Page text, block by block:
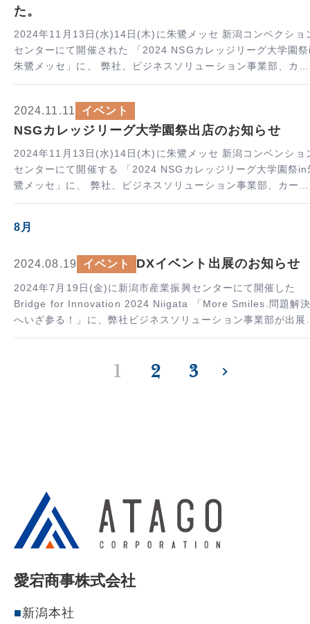
た。
2024年11月13日(水)14日(木)に朱鷺メッセ 新潟コンベクショ
センターにて開催された 「2024 NSGカレッジリーグ大学園
朱鷺メッセ」に、 弊社、ビジネスソリューション事業部、カー
ボンニュートラル推進事業部が出店いたしました。 今回の…
2024.11.11 イベント
NSGカレッジリーグ大学園祭出店のお知らせ
2024年11月13日(水)14日(木)に朱鷺メッセ 新潟コンベンショ
センターにて開催する 「2024 NSGカレッジリーグ大学園祭in
鷺メッセ」に、 弊社、ビジネスソリューション事業部、カーボ
ンニュートラル事業部が出店いたします。 「ビジネスソリ…
8月
2024.08.19 イベント DXイベント出展のお知らせ
2024年7月19日(金)に新潟市産業振興センターにて開催した
Bridge for Innovation 2024 Niigata 「More Smiles.問題解決
へいざ参る！」に、弊社ビジネスソリューション事業部が出展
たしました。 清掃業の人材不足解消の為に 株式会社アイリ…
1 2 3
愛宕商事株式会社
新潟本社